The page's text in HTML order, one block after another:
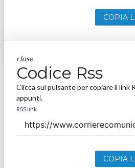
COPIA
close
Codice Rss
Clicca sul pulsante per copiare il link
appunti.
RSS link
COPIA